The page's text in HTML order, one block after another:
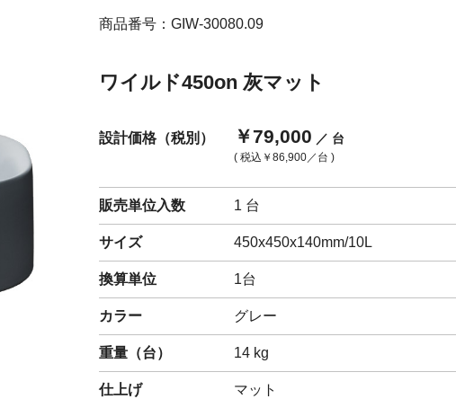
商品番号：GIW-30080.09
ワイルド450on 灰マット
設計価格（税別） ￥79,000 ／ 台
( 税込 ￥86,900／台 )
販売単位入数 1 台
サイズ 450x450x140mm/10L
換算単位 1台
カラー グレー
重量（台） 14 kg
仕上げ マット